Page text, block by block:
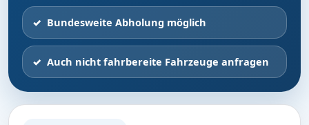
Bundesweite Abholung möglich
Auch nicht fahrbereite Fahrzeuge anfragen